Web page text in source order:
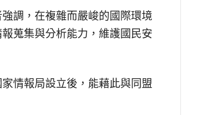
調，在複雜而嚴峻的國際環境
蒐集與分析能力，維護國民安
情報局設立後，能藉此與同盟